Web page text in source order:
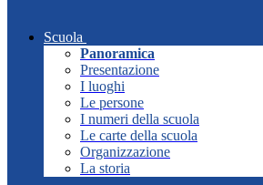
Scuola
Panoramica
Presentazione
I luoghi
Le persone
I numeri della scuola
Le carte della scuola
Organizzazione
La storia